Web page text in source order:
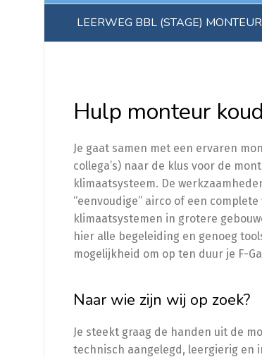
LEERWEG BBL (STAGE)
Hulp monteur
Je gaat samen met een ervaren
collega’s) naar de klus voor de
klimaatsysteem. De
“eenvoudige” airco of een
klimaatsystemen in grotere
hier alle begeleiding en genoeg
mogelijkheid om op ten duur je F-
Naar wie zijn wij op zoek?
Je steekt graag de handen uit de
technisch aangelegd, leergierig en